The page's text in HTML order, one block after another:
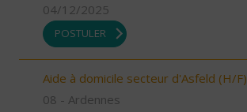
04/12/2025
POSTULER
Aide à domicile secteur d'Asfeld (H/F)
08 - Ardennes